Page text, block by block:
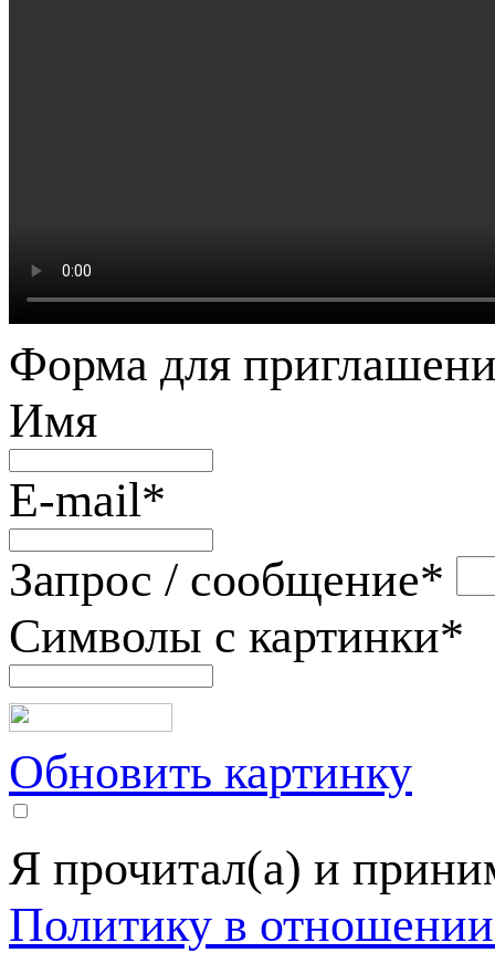
Форма для
Имя
E-mail*
Запрос / сообщение*
Символы с картинки*
Обновить картинку
Я прочитал(а) и
Политику в